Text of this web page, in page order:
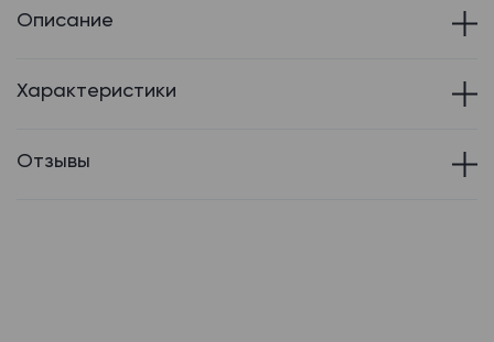
Описание
Характеристики
Отзывы